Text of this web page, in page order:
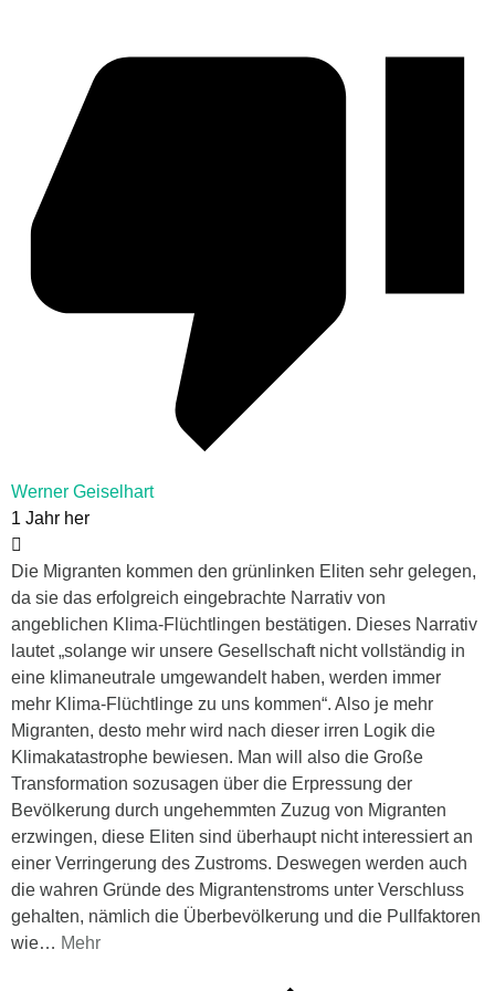
Werner Geiselhart
1 Jahr her
Die Migranten kommen den grünlinken Eliten sehr gelegen,
da sie das erfolgreich eingebrachte Narrativ von
angeblichen Klima-Flüchtlingen bestätigen. Dieses Narrativ
lautet „solange wir unsere Gesellschaft nicht vollständig in
eine klimaneutrale umgewandelt haben, werden immer
mehr Klima-Flüchtlinge zu uns kommen“. Also je mehr
Migranten, desto mehr wird nach dieser irren Logik die
Klimakatastrophe bewiesen. Man will also die Große
Transformation sozusagen über die Erpressung der
Bevölkerung durch ungehemmten Zuzug von Migranten
erzwingen, diese Eliten sind überhaupt nicht interessiert an
einer Verringerung des Zustroms. Deswegen werden auch
die wahren Gründe des Migrantenstroms unter Verschluss
gehalten, nämlich die Überbevölkerung und die Pullfaktoren
wie… Mehr